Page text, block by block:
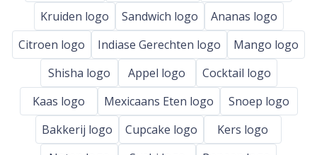
Kruiden logo
Sandwich logo
Ananas logo
Citroen logo
Indiase Gerechten logo
Mango logo
Shisha logo
Appel logo
Cocktail logo
Kaas logo
Mexicaans Eten logo
Snoep logo
Bakkerij logo
Cupcake logo
Kers logo